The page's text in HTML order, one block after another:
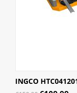
INGCO